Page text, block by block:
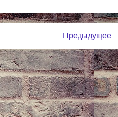
Предыдущее